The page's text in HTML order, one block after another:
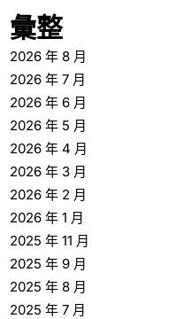
彙整
2026 年 8 月
2026 年 7 月
2026 年 6 月
2026 年 5 月
2026 年 4 月
2026 年 3 月
2026 年 2 月
2026 年 1 月
2025 年 11 月
2025 年 9 月
2025 年 8 月
2025 年 7 月